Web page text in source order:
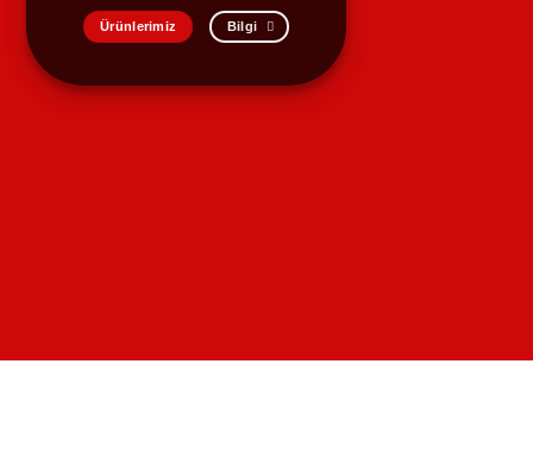
Ürünlerimiz Bilgi